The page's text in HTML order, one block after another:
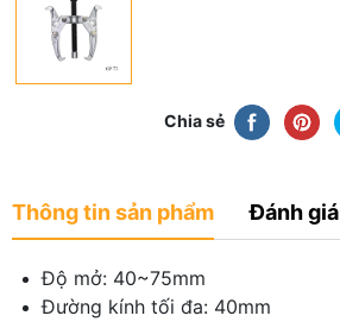
Chia sẻ
Thông tin sản phẩm Đánh giá
Độ mở: 40~75mm
Đường kính tối đa: 40mm